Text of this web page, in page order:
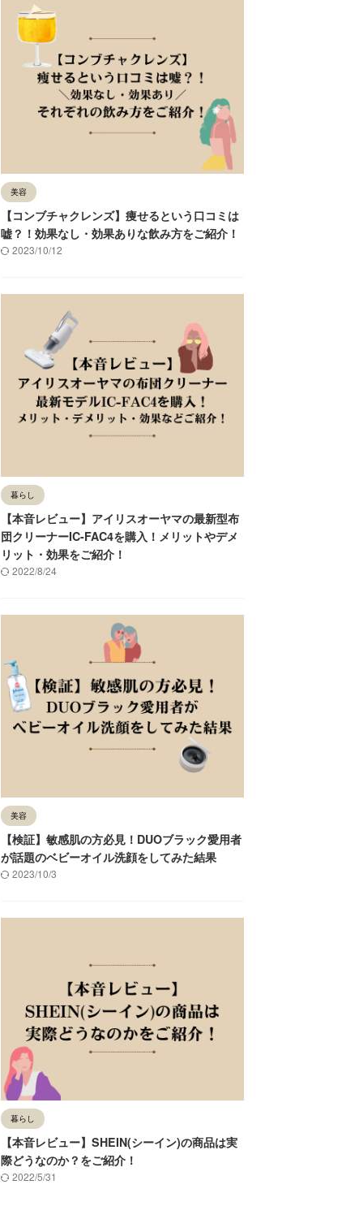
美容
【コンブチャクレンズ】痩せるという口コミは
嘘？！効果なし・効果ありな飲み方をご紹介！
2023/10/12
暮らし
【本音レビュー】アイリスオーヤマの最新型布
団クリーナーIC-FAC4を購入！メリットやデメ
リット・効果をご紹介！
2022/8/24
美容
【検証】敏感肌の方必見！DUOブラック愛用者
が話題のベビーオイル洗顔をしてみた結果
2023/10/3
暮らし
【本音レビュー】SHEIN(シーイン)の商品は実
際どうなのか？をご紹介！
2022/5/31